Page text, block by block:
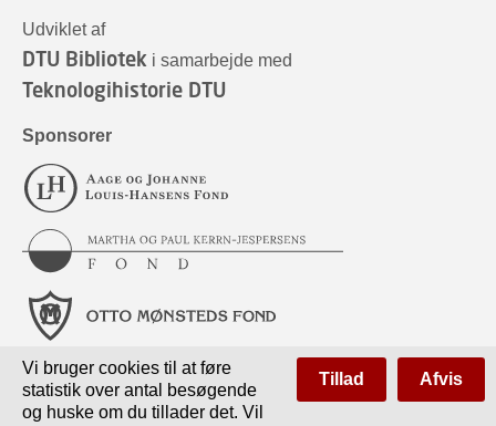
Udviklet af
DTU Bibliotek i samarbejde med
Teknologihistorie DTU
Sponsorer
Vi bruger cookies til at føre
statistik over antal besøgende
og huske om du tillader det. Vil
Tillad Afvis